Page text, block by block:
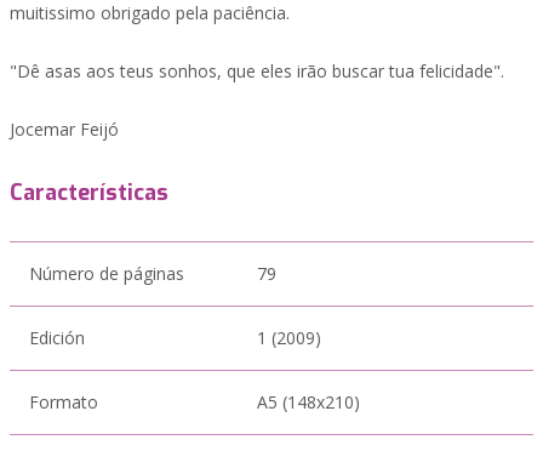
muitissimo obrigado pela paciência.
"Dê asas aos teus sonhos, que eles irão buscar tua felicidade".
Jocemar Feijó
Características
Número de páginas 79
Edición 1 (2009)
Formato A5 (148x210)